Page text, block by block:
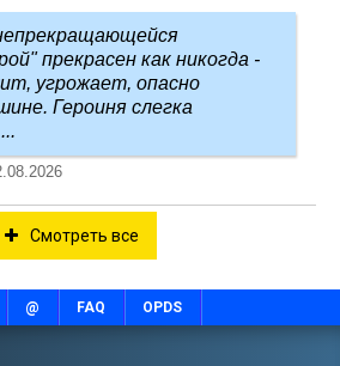
прекрасен как никогда -
угрожает, опасно
Героиня слегка
Смотреть все
@ FAQ OPDS